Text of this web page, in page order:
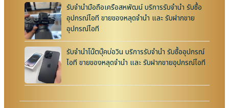
รับจำนำมือถือเครือสหพัฒน์ บริการรับจำนำ รับซื้อ
อุปกรณ์ไอที ขายของหลุดจำนำ และ รับฝากขาย
อุปกรณ์ไอที
รับจำนำโน๊ตบุ๊คบ่อวิน บริการรับจำนำ รับซื้ออุปกรณ์
ไอที ขายของหลุดจำนำ และ รับฝากขายอุปกรณ์ไอที